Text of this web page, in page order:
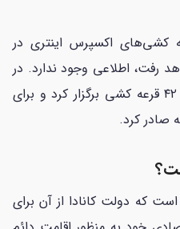
کشی‌های اکسپرس اینتری در
خواهد رفت، اطلاعی وجود ندارد. در
سال ۲۰۲۳، اداره مهاجرت کانادا ۴۲ قرعه کشی برگزار کرد و برای
که دولت کانادا از آن برای